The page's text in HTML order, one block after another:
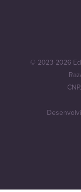
© 2023-2026